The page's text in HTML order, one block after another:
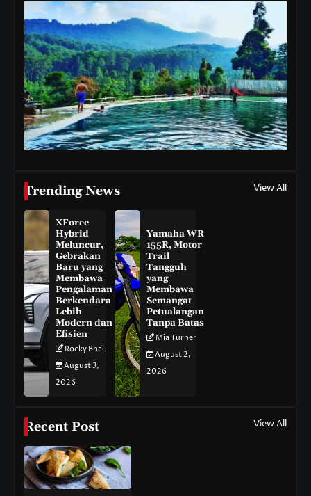
Trending News View All
XForce
Hybrid
Meluncur,
Gebrakan
Baru yang
Membawa
Pengalaman
Berkendara
Lebih
Modern dan
Efisien
Rocky Bhai
August 3,
2026
Yamaha WR
155R, Motor
Trail
Tangguh
yang
Membawa
Semangat
Petualangan
Tanpa Batas
Mia Turner
August 2,
2026
Recent Post View All